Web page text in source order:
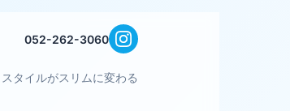
052-262-3060
タイルがスリムに変わる